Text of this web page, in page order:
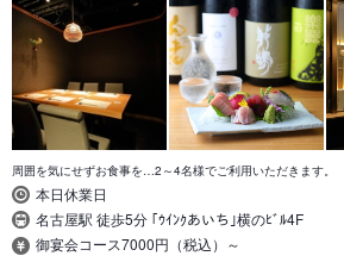
周囲を気にせずお食事を…2～4名様でご利用いただきます。
本日休業日
名古屋駅 徒歩5分 ｢ｳｲﾝｸあいち｣横のﾋﾞﾙ4F
御宴会コース7000円（税込）～